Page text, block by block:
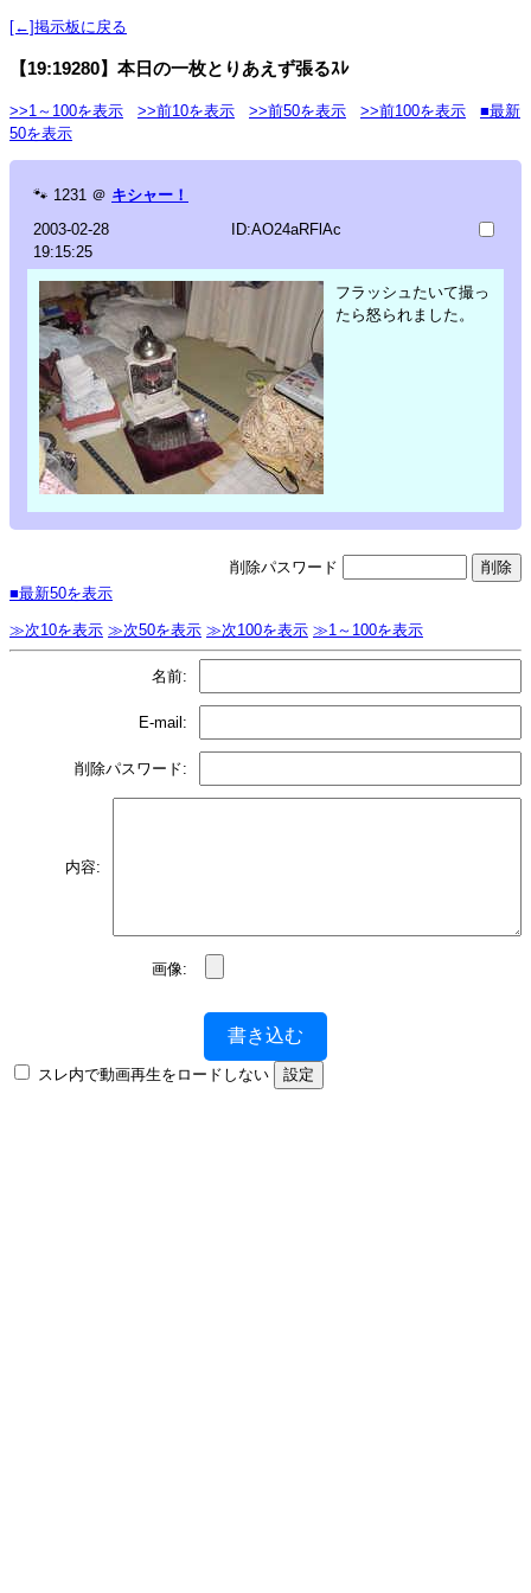
[←]掲示板に戻る
【19:19280】本日の一枚とりあえず張るｽﾚ
>>1～100を表示 >>前10を表示 >>前50を表示 >>前100を表示
■最新
50を表示
🐾 1231 ＠ キシャー！
2003-02-28
19:15:25
ID:AO24aRFlAc
フラッシュたいて撮っ
たら怒られました。
削除パスワード
■最新50を表示
≫次10を表示 ≫次50を表示 ≫次100を表示 ≫1～100を表示
名前:
E-mail:
削除パスワード:
内容:
画像:
書き込む
スレ内で動画再生をロードしない